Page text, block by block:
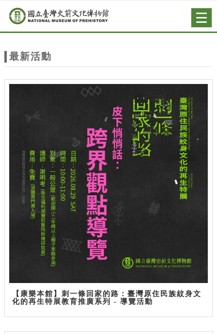
站
主
跳到主要內容
網站導覽
最新活動
【康樂本館】刺一條回家的路：臺灣原住民族紋身文
化的再生特展教育推廣系列 - 導覽活動